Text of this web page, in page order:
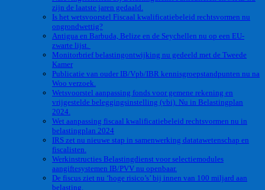
zijn de laatste jaren gedaald.
Is het wetsvoorstel Fiscaal kwalificatiebeleid rechtsvormen nu
ongrondwettig?
Antigua en Barbuda, Belize en de Seychellen nu op een EU-
zwarte lijst.
Monitorbrief belastingontwijking nu gedeeld met de Tweede
Kamer
Publicatie van ouder IB/Vpb/IBR kennisgroepstandpunten nu na
Woo verzoek.
Wetsvoorstel aanpassing fonds voor gemene rekening en
vrijgestelde beleggingsinstelling (vbi). Nu in Belastingplan
2024.
Wet aanpassing fiscaal kwalificatiebeleid rechtsvormen nu in
belastingplan 2024
IRS zet nu nieuwe stap in samenwerking datatawetenschap en
fiscalisten.
Werkinstructies Belastingdienst voor selectiemodules
aangiftesystemen IB/PVV nu openbaar.
De fiscus ziet nu ‘hoge risico’s’ bij innen van 100 miljard aan
belasting.